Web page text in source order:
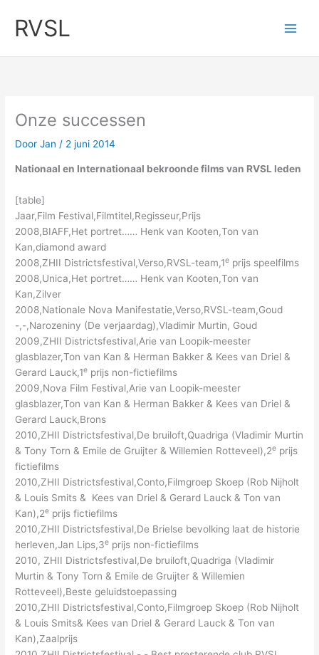
naar
inhoud
RVSL
Onze successen
DoorJan/ 2 juni 2014
Nationaal en Internationaal bekroonde films van RVSL leden
[table]
Jaar,Film Festival,Filmtitel,Regisseur,Prijs
2008,BIAFF,Het portret…… Henk van Kooten,Ton van
Kan,diamond award
2008,ZHII Districtsfestival,Verso,RVSL-team,1e prijs speelfilms
2008,Unica,Het portret…… Henk van Kooten,Ton van
Kan,Zilver
2008,Nationale Nova Manifestatie,Verso,RVSL-team,Goud
-,-,Narozeniny (De verjaardag),Vladimir Murtin, Goud
2009,ZHII Districtsfestival,Arie van Loopik-meester
glasblazer,Ton van Kan & Herman Bakker & Kees van Driel &
Gerard Lauck,1e prijs non-fictiefilms
2009,Nova Film Festival,Arie van Loopik-meester
glasblazer,Ton van Kan & Herman Bakker & Kees van Driel &
Gerard Lauck,Brons
2010,ZHII Districtsfestival,De bruiloft,Quadriga (Vladimir Murtin
& Tony Torn & Emile de Gruijter & Willemien Rotteveel),2e prijs
fictiefilms
2010,ZHII Districtsfestival,Conto,Filmgroep Skoep (Rob Nijholt
& Louis Smits & Kees van Driel & Gerard Lauck & Ton van
Kan),2e prijs fictiefilms
2010,ZHII Districtsfestival,De Brielse bevolking laat de historie
herleven,Jan Lips,3e prijs non-fictiefilms
2010, ZHII Districtsfestival,De bruiloft,Quadriga (Vladimir
Murtin & Tony Torn & Emile de Gruijter & Willemien
Rotteveel),Beste geluidstoepassing
2010,ZHII Districtsfestival,Conto,Filmgroep Skoep (Rob Nijholt
& Louis Smits& Kees van Driel & Gerard Lauck & Ton van
Kan),Zaalprijs